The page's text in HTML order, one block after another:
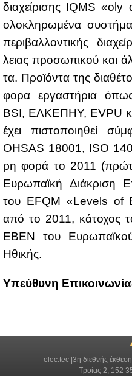
δια­χεί­ρι­σης IQMS
ολο­κλη­ρω­μέ­να
πε­ρι­βαλ­λο­ντι­κής
λειας προ­σω­πι­κού και
τα. Προ­ϊ­ό­ντα της
φο­ρα ερ­γα­στή­ρια
BSI, ΕΛ­ΚΕ­ΠΗΥ, EVPU
έχει πι­στο­ποι­η­θεί
OHSAS 18001, ISO
ρη φο­ρά το 2011
Ευ­ρω­παϊ­κή Διά­κρι­ση
του EFQM «Levels of
από το 2011, κά­το­χος
EBEN του Ευ­ρω­παϊ­κού
Ηθι­κής.
Yπεύ­θυ­νη
elec.tec |3η διεθνής
Τροίας 2, 152